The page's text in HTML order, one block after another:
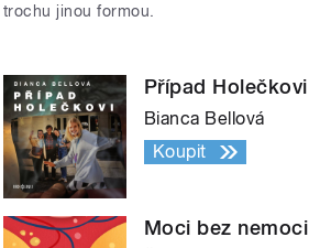
trochu jinou formou.
Případ Holečkovi
Bianca Bellová
Koupit
Moci bez nemoci